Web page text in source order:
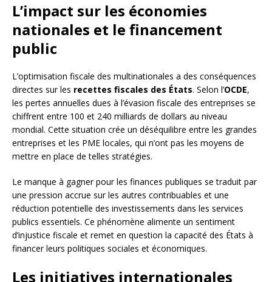
L’impact sur les économies
nationales et le financement
public
L’optimisation fiscale des multinationales a des conséquences
directes sur les recettes fiscales des États. Selon l’OCDE,
les pertes annuelles dues à l’évasion fiscale des entreprises se
chiffrent entre 100 et 240 milliards de dollars au niveau
mondial. Cette situation crée un déséquilibre entre les grandes
entreprises et les PME locales, qui n’ont pas les moyens de
mettre en place de telles stratégies.
Le manque à gagner pour les finances publiques se traduit par
une pression accrue sur les autres contribuables et une
réduction potentielle des investissements dans les services
publics essentiels. Ce phénomène alimente un sentiment
d’injustice fiscale et remet en question la capacité des États à
financer leurs politiques sociales et économiques.
Les initiatives internationales